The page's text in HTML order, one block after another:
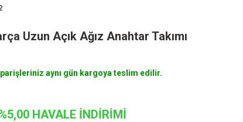
Uzun Açık Ağız Anahtar Takımı
aynı gün kargoya teslim edilir.
HAVALE İNDİRİMİ